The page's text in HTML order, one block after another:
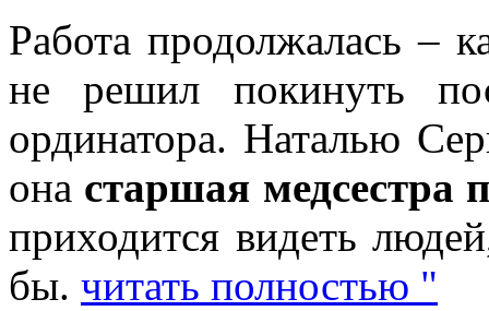
Работа продолжалась –
не решил покинуть
ординатора. Наталью
она старшая медсестра
приходится видеть
бы. читать полностью "